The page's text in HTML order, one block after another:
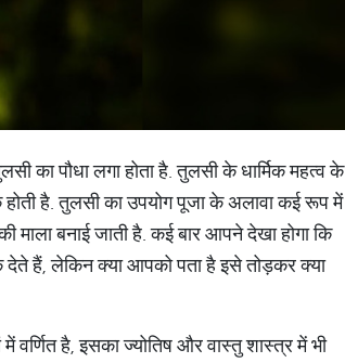
का पौधा लगा होता है. तुलसी के धार्मिक महत्व के
है. तुलसी का उपयोग पूजा के अलावा कई रूप में
बनाई जाती है. कई बार आपने देखा होगा कि
हैं, लेकिन क्या आपको पता है इसे तोड़कर क्या
वर्णित है, इसका ज्योतिष और वास्तु शास्त्र में भी